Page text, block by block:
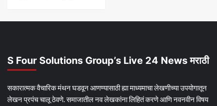
S Four Solutions Group’s Live 24 News मराठी
सकारात्मक वैचारिक मंथन घडवून आणण्यासाठी ह्या माध्यमाचा लेखणीच्या उपयोगातून
लेखन प्रपंच चालू ठेवणे. समाजातील नव लेखकांना लिहितं करणे आणि नवनवीन विषय